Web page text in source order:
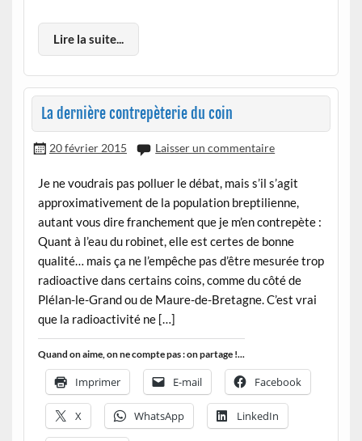
Lire la suite...
La dernière contrepèterie du coin
20 février 2015 Laisser un commentaire
Je ne voudrais pas polluer le débat, mais s’il s’agit
approximativement de la population breptilienne,
autant vous dire franchement que je m’en contrepète :
Quant à l’eau du robinet, elle est certes de bonne
qualité… mais ça ne l’empêche pas d’être mesurée trop
radioactive dans certains coins, comme du côté de
Plélan-le-Grand ou de Maure-de-Bretagne. C’est vrai
que la radioactivité ne […]
Quand on aime, on ne compte pas : on partage !...
Imprimer E-mail Facebook
X WhatsApp LinkedIn